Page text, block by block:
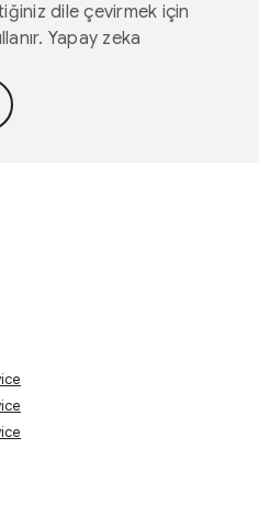
dile çevirmek için
Yapay zeka